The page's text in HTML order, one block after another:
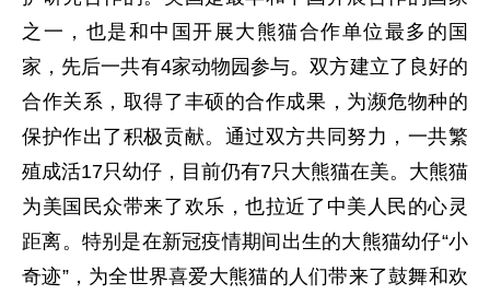
之一，也是和中国开展大熊猫合作单位最多的国
家，先后一共有4家动物园参与。双方建立了良好的
合作关系，取得了丰硕的合作成果，为濒危物种的
保护作出了积极贡献。通过双方共同努力，一共繁
殖成活17只幼仔，目前仍有7只大熊猫在美。大熊猫
为美国民众带来了欢乐，也拉近了中美人民的心灵
距离。特别是在新冠疫情期间出生的大熊猫幼仔“小
奇迹”，为全世界喜爱大熊猫的人们带来了鼓舞和欢